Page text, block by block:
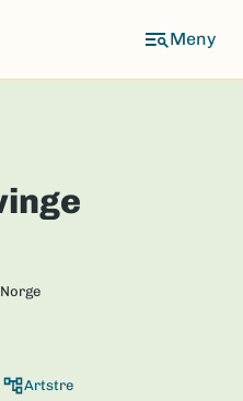
Artstre